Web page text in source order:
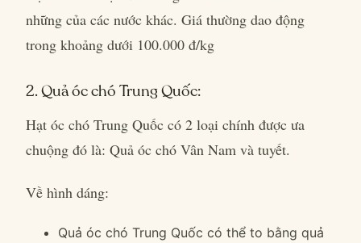
những của các nước khác. Giá thường dao động
trong khoảng dưới 100.000 đ/kg
2. Quả óc chó Trung Quốc:
Hạt óc chó Trung Quốc có 2 loại chính được ưa
chuộng đó là: Quả óc chó Vân Nam và tuyết.
Về hình dáng:
Quả óc chó Trung Quốc có thể to bằng quả